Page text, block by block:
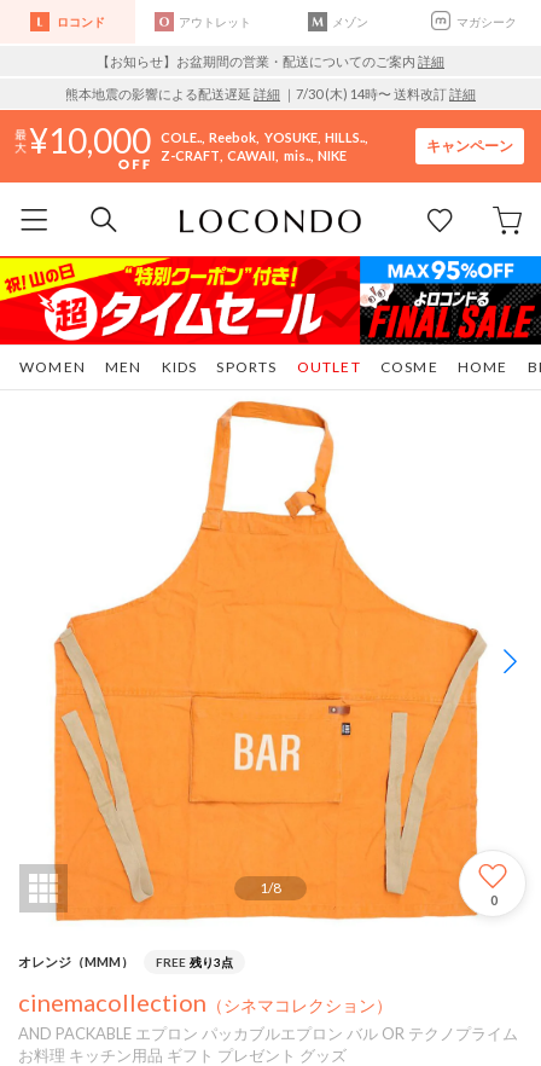
ロコンド アウトレット メゾン マガシーク
【お知らせ】お盆期間の営業・配送についてのご案内 詳細
熊本地震の影響による配送遅延 詳細 ｜7/30 (木) 14時〜 送料改訂詳細
10,000 COLE.. Reebok YOSUKE HILLS..
Z-CRAFT CAWAII mis.. NIKE
キャンペーン
WOMEN MEN KIDS SPORTS COSME HOME
OUTLET
1/8
0
オレンジ（MMM） FREE 残り3点
cinemacollection （シネマコレクション）
AND PACKABLE エプロン パッカブルエプロン バル OR テクノプライム
お料理 キッチン用品 ギフト プレゼント グッズ